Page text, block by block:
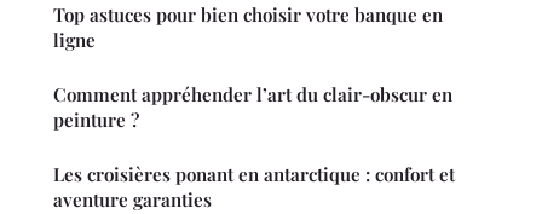
Top astuces pour bien choisir votre banque en
ligne
Comment appréhender l’art du clair-obscur en
peinture ?
Les croisières ponant en antarctique : confort et
aventure garanties